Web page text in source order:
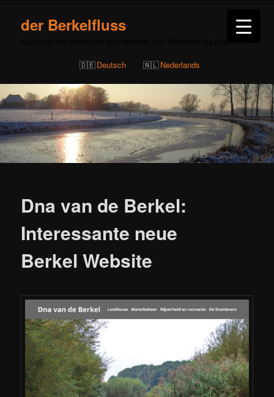
der Berkelfluss
Deutsch Nederlands
Dna van de Berkel:
Interessante neue
Berkel Website